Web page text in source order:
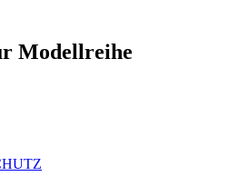
Modellreihe